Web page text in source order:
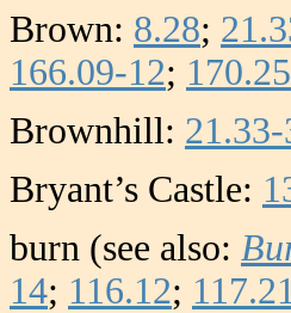
Brown: 8.28;
166.09-12;
Brownhill:
Bryant’s Castle:
burn (see also:
14; 116.12;